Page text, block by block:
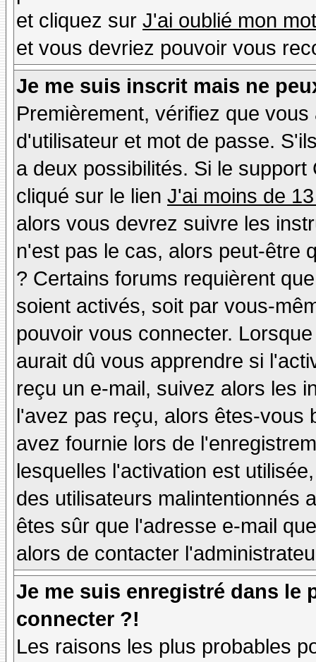
et cliquez sur J'ai oublié mon
et vous devriez pouvoir vous
Je me suis inscrit mais ne
Premièrement, vérifiez que
d'utilisateur et mot de passe.
a deux possibilités. Si le
cliqué sur le lien J'ai moins de
alors vous devrez suivre les
n'est pas le cas, alors peut-être
? Certains forums requièrent
soient activés, soit par vous-
pouvoir vous connecter.
aurait dû vous apprendre si
reçu un e-mail, suivez alors les
l'avez pas reçu, alors êtes-vous
avez fournie lors de
lesquelles l'activation est
des utilisateurs malintentionnés
êtes sûr que l'adresse e-mail
alors de contacter
Je me suis enregistré dans le
connecter ?!
Les raisons les plus probables